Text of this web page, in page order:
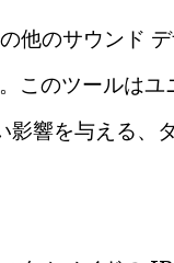
他のサウンド
のツールはユ
響を与える、